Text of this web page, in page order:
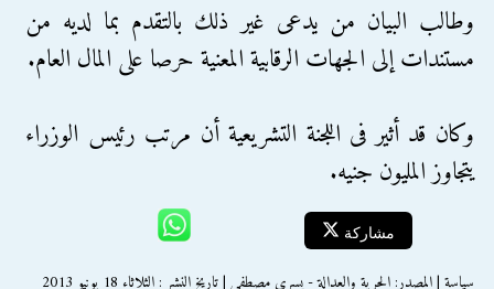
وطالب البيان من يدعى غير ذلك بالتقدم بما لديه من
مستندات إلى الجهات الرقابية المعنية حرصا على المال العام.
وكان قد أثير فى اللجنة التشريعية أن مرتب رئيس الوزراء
يتجاوز المليون جنيه.
مشاركة
سياسة | المصدر: الحرية والعدالة - يسري مصطفي | تاريخ النشر : الثلاثاء 18 يونيو 2013